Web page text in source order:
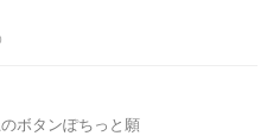
ボタンぽちっと願